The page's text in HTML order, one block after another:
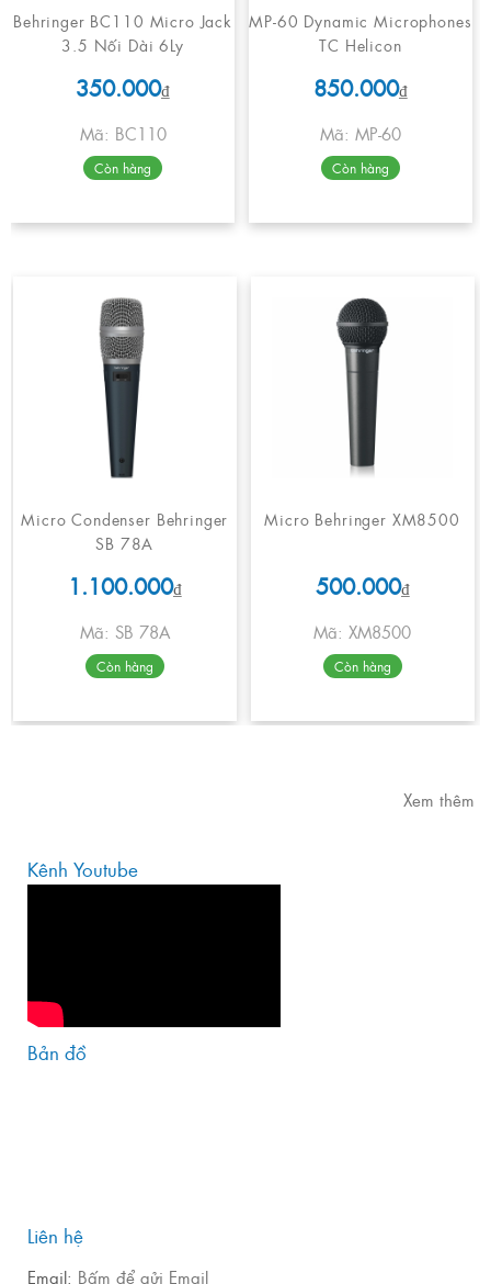
Behringer BC110 Micro Jack
3.5 Nối Dài 6Ly
350.000₫
Mã: BC110
Còn hàng
MP-60 Dynamic Microphones
TC Helicon
850.000₫
Mã: MP-60
Còn hàng
Micro Condenser Behringer
SB 78A
1.100.000₫
Mã: SB 78A
Còn hàng
Micro Behringer XM8500
500.000₫
Mã: XM8500
Còn hàng
Xem thêm
Kênh Youtube
Bản đồ
Liên hệ
Email: Bấm để gửi Email